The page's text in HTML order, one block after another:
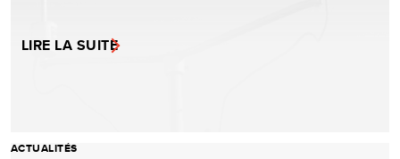
LIRE LA SUITE
ACTUALITÉS